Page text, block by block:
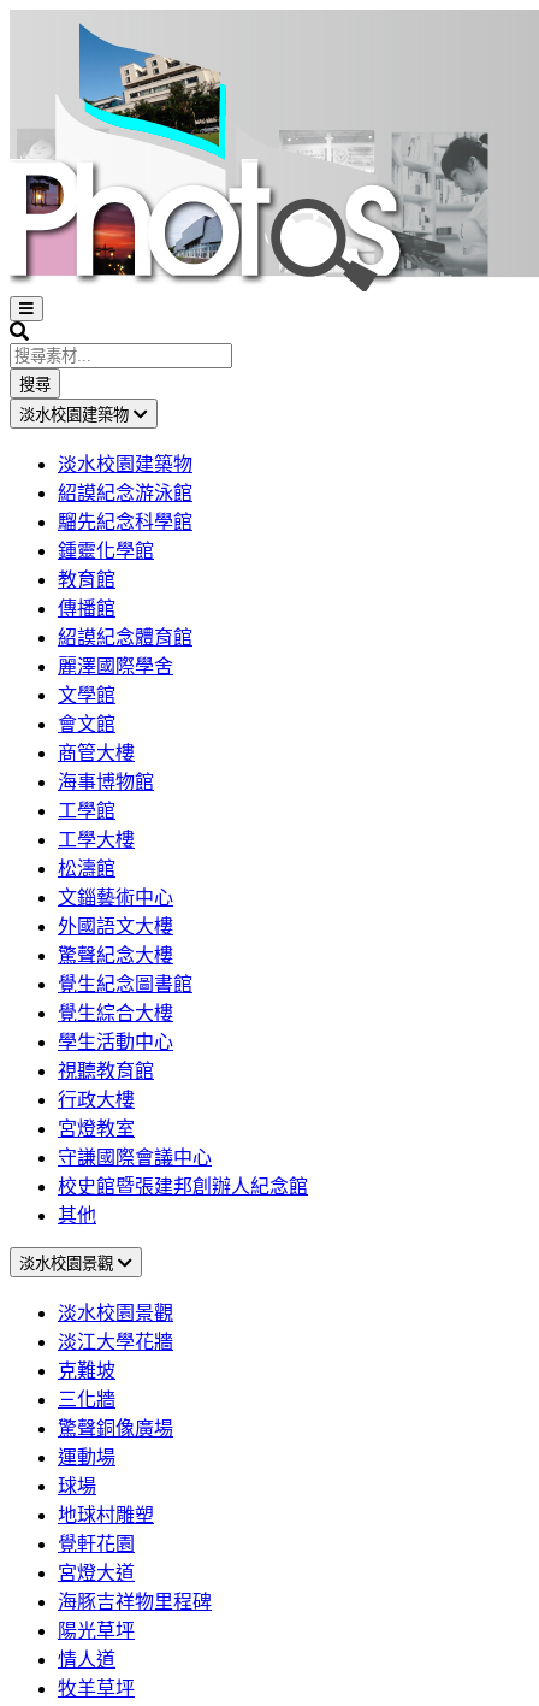
Open
sidebar
Search
搜尋
淡水校園建築物
淡水校園建築物
紹謨紀念游泳館
騮先紀念科學館
鍾靈化學館
教育館
傳播館
紹謨紀念體育館
麗澤國際學舍
文學館
會文館
商管大樓
海事博物館
工學館
工學大樓
松濤館
文錙藝術中心
外國語文大樓
驚聲紀念大樓
覺生紀念圖書館
覺生綜合大樓
學生活動中心
視聽教育館
行政大樓
宮燈教室
守謙國際會議中心
校史館暨張建邦創辦人紀念館
其他
淡水校園景觀
淡水校園景觀
淡江大學花牆
克難坡
三化牆
驚聲銅像廣場
運動場
球場
地球村雕塑
覺軒花園
宮燈大道
海豚吉祥物里程碑
陽光草坪
情人道
牧羊草坪